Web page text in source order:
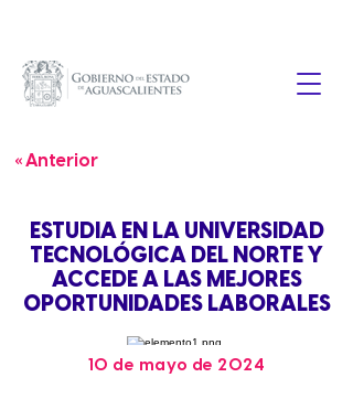
« Anterior
ESTUDIA EN LA UNIVERSIDAD
TECNOLÓGICA DEL NORTE Y
ACCEDE A LAS MEJORES
OPORTUNIDADES LABORALES
10 de mayo de 2024